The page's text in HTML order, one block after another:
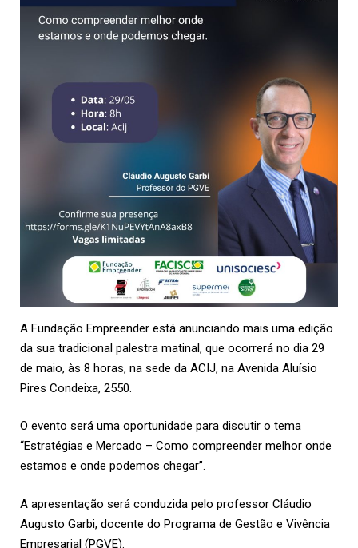
A Fundação Empreender está anunciando mais uma edição
da sua tradicional palestra matinal, que ocorrerá no dia 29
de maio, às 8 horas, na sede da ACIJ, na Avenida Aluísio
Pires Condeixa, 2550.
O evento será uma oportunidade para discutir o tema
“Estratégias e Mercado – Como compreender melhor onde
estamos e onde podemos chegar”.
A apresentação será conduzida pelo professor Cláudio
Augusto Garbi, docente do Programa de Gestão e Vivência
Empresarial (PGVE).